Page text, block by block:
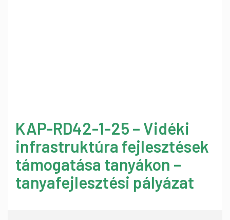
KAP-RD42-1-25 – Vidéki
infrastruktúra fejlesztések
támogatása tanyákon –
tanyafejlesztési pályázat